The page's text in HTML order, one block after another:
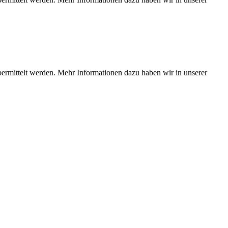
werden. Mehr Informationen dazu haben wir in unserer